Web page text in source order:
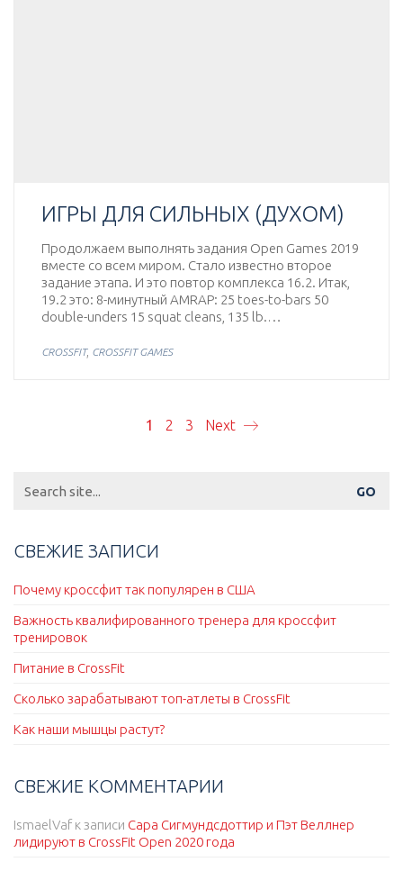
ИГРЫ ДЛЯ СИЛЬНЫХ (ДУХОМ)
Продолжаем выполнять задания Open Games 2019
вместе со всем миром. Стало известно второе
задание этапа. И это повтор комплекса 16.2. Итак,
19.2 это: 8-минутный AMRAP: 25 toes-to-bars 50
double-unders 15 squat cleans, 135 lb.…
CROSSFIT, CROSSFIT GAMES
1 2 3 Next
for:
СВЕЖИЕ ЗАПИСИ
Почему кроссфит так популярен в США
Важность квалифированного тренера для кроссфит
тренировок
Питание в CrossFit
Сколько зарабатывают топ-атлеты в CrossFit
Как наши мышцы растут?
СВЕЖИЕ КОММЕНТАРИИ
IsmaelVaf к записи Сара Сигмундсдоттир и Пэт Веллнер
лидируют в CrossFit Open 2020 года